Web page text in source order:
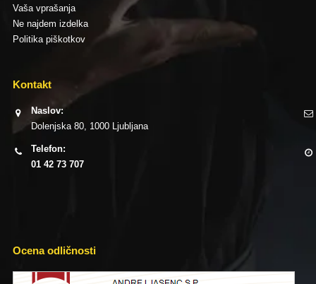
Vaša vprašanja
Ne najdem izdelka
Politika piškotkov
Kontakt
Naslov:
Dolenjska 80, 1000 Ljubljana
Telefon:
01 42 73 707
Ocena odličnosti